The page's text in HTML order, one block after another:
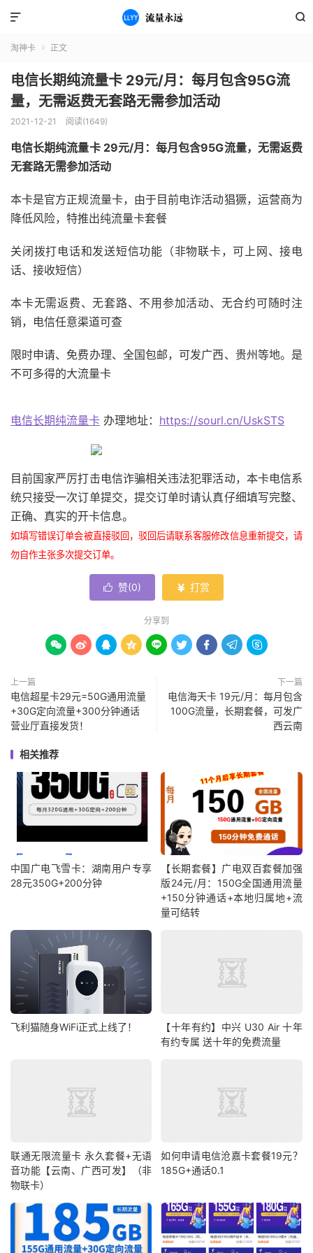


淘神卡  正文
电信长期纯流量卡 29元/月：每月包含95G流
量，无需返费无套路无需参加活动
2021-12-21 阅读(1649)
电信长期纯流量卡 29元/月：每月包含95G流量，无需返费
无套路无需参加活动
本卡是官方正规流量卡，由于目前电诈活动猖獗，运营商为
降低风险，特推出纯流量卡套餐
关闭拨打电话和发送短信功能（非物联卡，可上网、接电
话、接收短信）
本卡无需返费、无套路、不用参加活动、无合约可随时注
销，电信任意渠道可查
限时申请、免费办理、全国包邮，可发广西、贵州等地。是
不可多得的大流量卡
电信长期纯流量卡 办理地址： https://sourl.cn/UskSTS
目前国家严厉打击电信诈骗相关违法犯罪活动，本卡电信系
统只接受一次订单提交，提交订单时请认真仔细填写完整、
正确、真实的开卡信息。
如填写错误订单会被直接驳回，驳回后请联系客服修改信息重新提交，请
勿自作主张多次提交订单。
 赞(0)  打赏
分享到
        
上一篇
电信超星卡29元=50G通用流量
+30G定向流量+300分钟通话
营业厅直接发货！
下一篇
电信海天卡 19元/月：每月包含
100G流量，长期套餐，可发广
西云南
相关推荐
中国广电飞雪卡：湖南用户专享
28元350G+200分钟
【长期套餐】广电双百套餐加强
版24元/月：150G全国通用流量
+150分钟通话+本地归属地+流
量可结转
飞利猫随身WiFi正式上线了！
【十年有约】中兴 U30 Air 十年
有约专属 送十年的免费流量
联通无限流量卡 永久套餐+无语
音功能【云南、广西可发】（非
物联卡）
如何申请电信沧嘉卡套餐19元？
185G+通话0.1